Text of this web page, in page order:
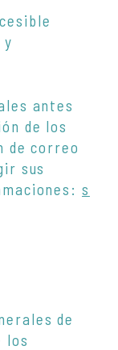
y
antes
de los
de correo
sus
s
de
los